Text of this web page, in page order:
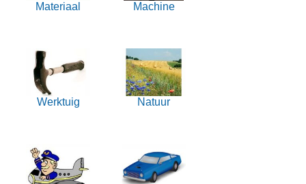
Materiaal Machine
Werktuig Natuur